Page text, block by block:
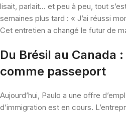
lisait, parlait… et peu à peu, tout
semaines plus tard : « J’ai réussi
Cet entretien a changé le futur de
Du Brésil au Canada
comme passeport
Aujourd’hui, Paulo a une offre
d’immigration est en cours.